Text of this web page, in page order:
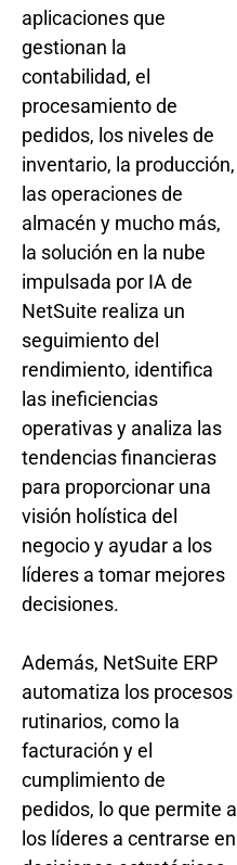
aplicaciones que
gestionan la
contabilidad, el
procesamiento de
pedidos, los niveles de
inventario, la producción,
las operaciones de
almacén y mucho más,
la solución en la nube
impulsada por IA de
NetSuite realiza un
seguimiento del
rendimiento, identifica
las ineficiencias
operativas y analiza las
tendencias financieras
para proporcionar una
visión holística del
negocio y ayudar a los
líderes a tomar mejores
decisiones.
Además, NetSuite ERP
automatiza los procesos
rutinarios, como la
facturación y el
cumplimiento de
pedidos, lo que permite a
los líderes a centrarse en